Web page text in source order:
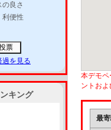
良さ
利便性
過を見る
キング
本デモペ
ントお
最